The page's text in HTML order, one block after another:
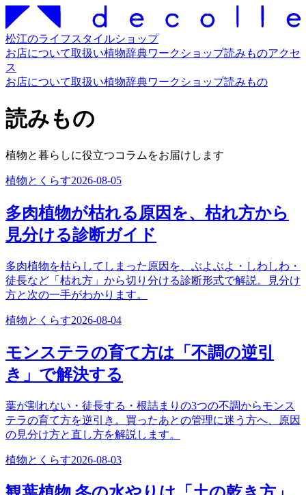
松江のライフスタイルショップ
お店について取扱い植物辞典ワークショップ読みものアクセ
ス
お店について取扱い植物辞典ワークショップ読みもの
読みもの
植物と暮らしに役立つコラムをお届けします
植物とくらす2026-08-05
多肉植物が枯れる原因を、枯れ方から
見分ける診断ガイド
多肉植物を枯らしてしまった原因を、ぶよぶよ・しわしわ・
徒長など「枯れ方」から切り分ける診断形式で解説。見分け
方と次の一手がわかります。
植物とくらす2026-08-04
モンステラの育て方は「不調の逆引
き」で解決する
葉が割れない・徒長する・根詰まりの3つの不調からモンス
テラの育て方を逆引き。買ったあとの管理に迷う方へ、原因
の見分け方と直し方を解説します。
植物とくらす2026-08-03